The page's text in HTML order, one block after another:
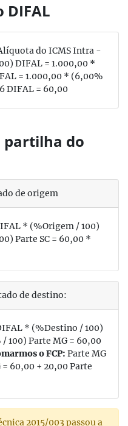
DIFAL
do ICMS Intra -
DIFAL = 1.000,00 *
= 1.000,00 * (6,00%
DIFAL = 60,00
partilha do
de origem
* (%Origem / 100)
Parte SC = 60,00 *
de destino:
* (%Destino / 100)
/ 100) Parte MG = 60,00
o FCP: Parte MG
= 60,00 + 20,00Parte
2015/003 passou a